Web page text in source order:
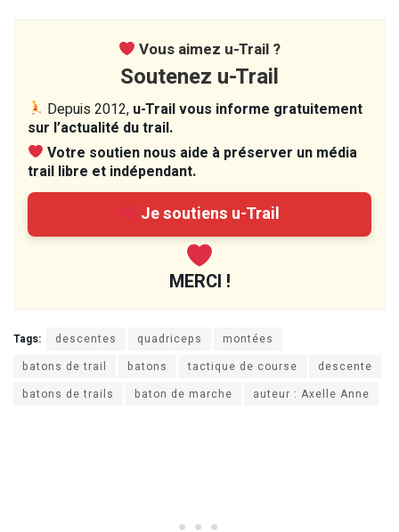
Vous aimez u-Trail ?
Soutenez u-Trail
Depuis 2012, u-Trail vous informe gratuitement
sur l’actualité du trail.
Votre soutien nous aide à préserver un média
trail libre et indépendant.
Je soutiens u-Trail
MERCI !
Tags: descentes quadriceps
montées
batons de trail
batons tactique de course
descente
batons de trails
baton de marche auteur : Axelle Anne